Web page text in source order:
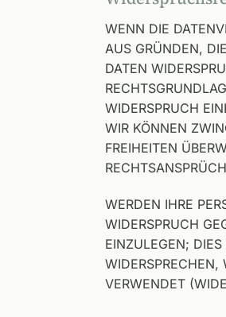
WENN DIE
AUS GRÜNDEN,
DATEN
WIDERSPRUCH
WIR KÖNNEN
FREIHEITEN
WERDEN IHRE
WIDERSPRUCH
EINZULEGEN;
WIDERSPRECHEN,
VERWENDET